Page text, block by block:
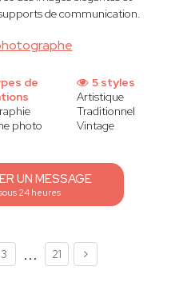
de communication.
de
photo
5 styles
Artistique
Traditionnel
Vintage
UN MESSAGE
24 heures
3 ... 21